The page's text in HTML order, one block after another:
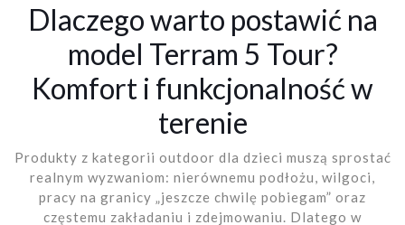
Dlaczego warto postawić na
model Terram 5 Tour?
Komfort i funkcjonalność w
terenie
Produkty z kategorii outdoor dla dzieci muszą sprostać
realnym wyzwaniom: nierównemu podłożu, wilgoci,
pracy na granicy „jeszcze chwilę pobiegam” oraz
częstemu zakładaniu i zdejmowaniu. Dlatego w